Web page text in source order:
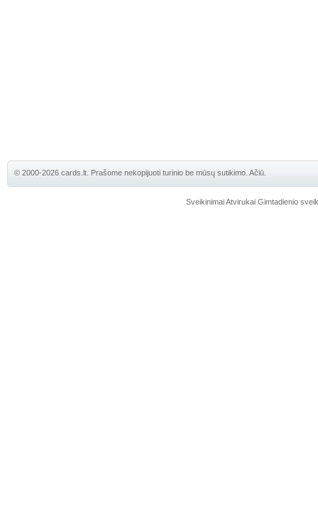
© 2000-2026 cards.lt. Prašome nekopijuoti turinio be mūsų sutikimo. Ačiū.
Sveikinimai Atvirukai Gimtadienio